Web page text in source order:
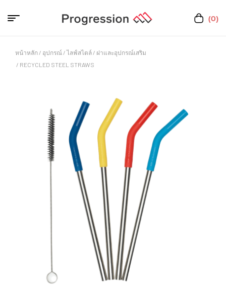
(0)
หน้าหลัก / อุปกรณ์ /ไลฟ์สไตล์ / ฝาและอุปกรณ์เสริม
/ RECYCLED STEEL STRAWS